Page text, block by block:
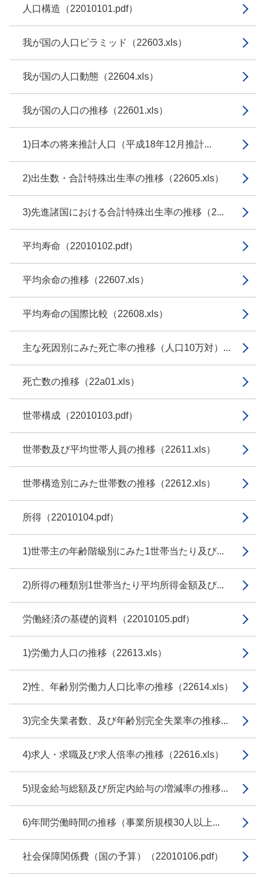
人口構造（22010101.pdf）
我が国の人口ピラミッド（22603.xls）
我が国の人口動態（22604.xls）
我が国の人口の推移（22601.xls）
1)日本の将来推計人口（平成18年12月推計...
2)出生数・合計特殊出生率の推移（22605.xls）
3)先進諸国における合計特殊出生率の推移（2...
平均寿命（22010102.pdf）
平均余命の推移（22607.xls）
平均寿命の国際比較（22608.xls）
主な死因別にみた死亡率の推移（人口10万対）...
死亡数の推移（22a01.xls）
世帯構成（22010103.pdf）
世帯数及び平均世帯人員の推移（22611.xls）
世帯構造別にみた世帯数の推移（22612.xls）
所得（22010104.pdf）
1)世帯主の年齢階級別にみた1世帯当たり及び...
2)所得の種類別1世帯当たり平均所得金額及び...
労働経済の基礎的資料（22010105.pdf）
1)労働力人口の推移（22613.xls）
2)性、年齢別労働力人口比率の推移（22614.xls）
3)完全失業者数、及び年齢別完全失業率の推移...
4)求人・求職及び求人倍率の推移（22616.xls）
5)現金給与総額及び所定内給与の増減率の推移...
6)年間労働時間の推移（事業所規模30人以上...
社会保障関係費（国の予算）（22010106.pdf）